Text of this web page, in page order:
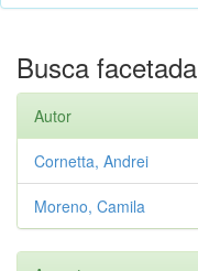
Busca facetada
Autor
Cornetta, Andrei
Moreno, Camila